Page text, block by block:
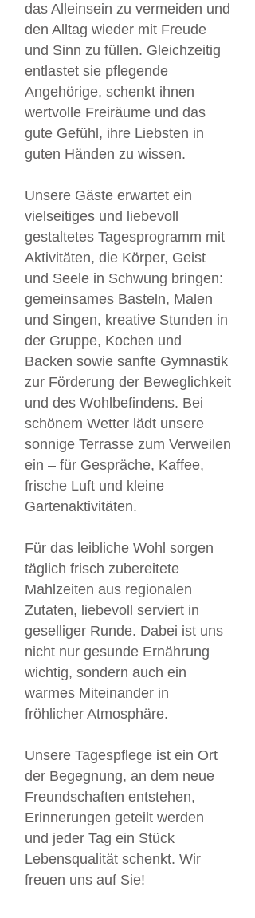
das Alleinsein zu vermeiden und
den Alltag wieder mit Freude
und Sinn zu füllen. Gleichzeitig
entlastet sie pflegende
Angehörige, schenkt ihnen
wertvolle Freiräume und das
gute Gefühl, ihre Liebsten in
guten Händen zu wissen.
Unsere Gäste erwartet ein
vielseitiges und liebevoll
gestaltetes Tagesprogramm mit
Aktivitäten, die Körper, Geist
und Seele in Schwung bringen:
gemeinsames Basteln, Malen
und Singen, kreative Stunden in
der Gruppe, Kochen und
Backen sowie sanfte Gymnastik
zur Förderung der Beweglichkeit
und des Wohlbefindens. Bei
schönem Wetter lädt unsere
sonnige Terrasse zum Verweilen
ein – für Gespräche, Kaffee,
frische Luft und kleine
Gartenaktivitäten.
Für das leibliche Wohl sorgen
täglich frisch zubereitete
Mahlzeiten aus regionalen
Zutaten, liebevoll serviert in
geselliger Runde. Dabei ist uns
nicht nur gesunde Ernährung
wichtig, sondern auch ein
warmes Miteinander in
fröhlicher Atmosphäre.
Unsere Tagespflege ist ein Ort
der Begegnung, an dem neue
Freundschaften entstehen,
Erinnerungen geteilt werden
und jeder Tag ein Stück
Lebensqualität schenkt. Wir
freuen uns auf Sie!